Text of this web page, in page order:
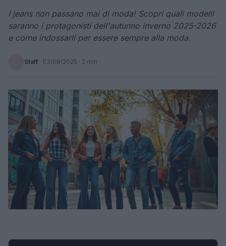
I jeans non passano mai di moda! Scopri quali modelli
saranno i protagonisti dell'autunno inverno 2025-2026
e come indossarli per essere sempre alla moda.
Staff · 03/09/2025 · 2 min